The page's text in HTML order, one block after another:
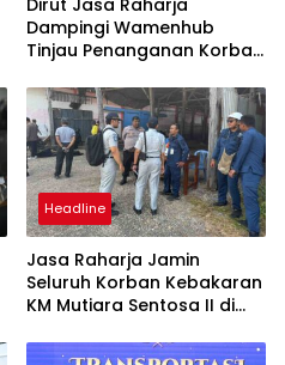
Dampingi Wamenhub
Tinjau Penanganan Korban
PHC Surabaya
Headline
Jasa Raharja Jamin
Seluruh Korban Kebakaran
KM Mutiara Sentosa II di